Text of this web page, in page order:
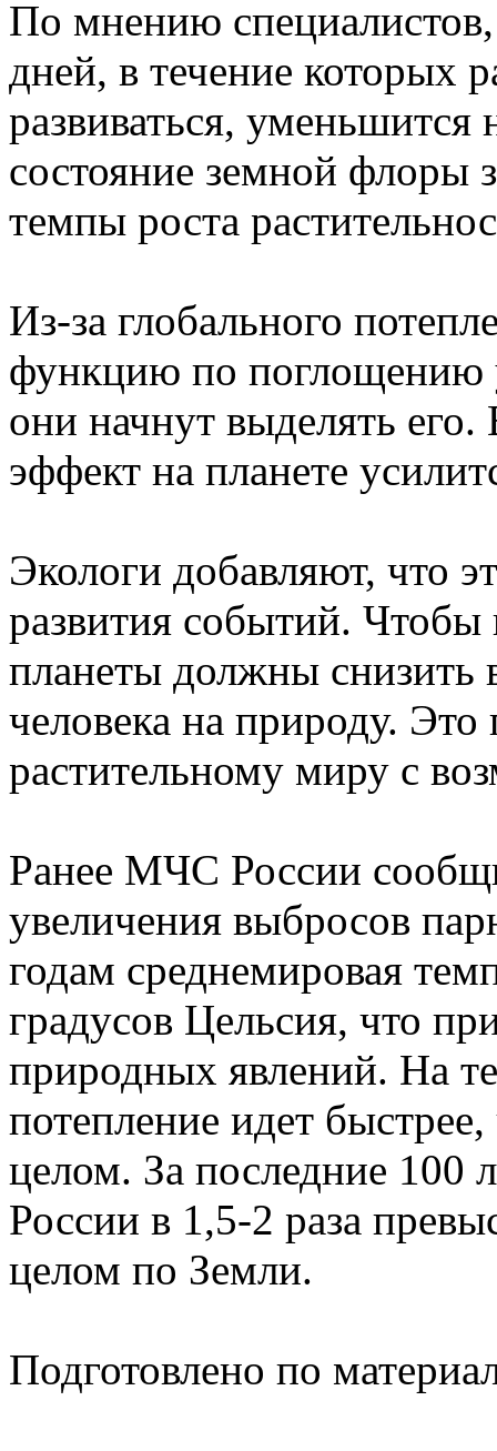
По мнению
дней, в течение которых
развиваться,
состояние земной флоры
темпы роста
Из-за глобального
функцию по поглощению
они начнут выделять его.
эффект на планете
Экологи добавляют, что
развития событий. Чтобы
планеты должны снизить
человека на природу.
растительному миру с
Ранее МЧС России
увеличения выбросов
годам среднемировая
градусов Цельсия, что
природных явлений. На
потепление идет
целом. За последние 100
России в 1,5-2 раза
целом по Земли.
Подготовлено по